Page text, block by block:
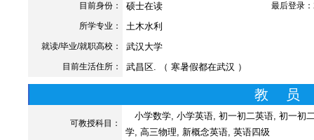
目前身份： 硕士在读 最后登录
所学专业： 土木水利
就读/毕业/就职高校： 武汉大学
目前生活住所： 武昌区. （ 寒暑假都在武汉 ）
教 员
可教授科目：
小学数学, 小学英语, 初一初二英语, 初一初
学, 高三物理, 新概念英语, 英语四级